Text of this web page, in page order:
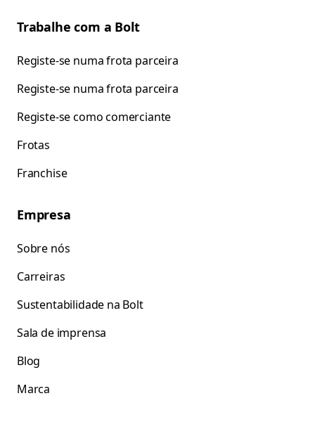
Trabalhe com a Bolt
Registe-se numa frota parceira
Registe-se numa frota parceira
Registe-se como comerciante
Frotas
Franchise
Empresa
Sobre nós
Carreiras
Sustentabilidade na Bolt
Sala de imprensa
Blog
Marca